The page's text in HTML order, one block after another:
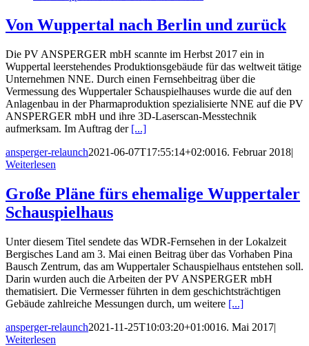
Von Wuppertal nach Berlin und zurück
Die PV ANSPERGER mbH scannte im Herbst 2017 ein in
Wuppertal leerstehendes Produktionsgebäude für das weltweit tätige
Unternehmen NNE. Durch einen Fernsehbeitrag über die
Vermessung des Wuppertaler Schauspielhauses wurde die auf den
Anlagenbau in der Pharmaproduktion spezialisierte NNE auf die PV
ANSPERGER mbH und ihre 3D-Laserscan-Messtechnik
aufmerksam. Im Auftrag der [...]
ansperger-relaunch2021-06-07T17:55:14+02:0016. Februar 2018|
Weiterlesen
Große Pläne fürs ehemalige Wuppertaler
Schauspielhaus
Unter diesem Titel sendete das WDR-Fernsehen in der Lokalzeit
Bergisches Land am 3. Mai einen Beitrag über das Vorhaben Pina
Bausch Zentrum, das am Wuppertaler Schauspielhaus entstehen soll.
Darin wurden auch die Arbeiten der PV ANSPERGER mbH
thematisiert. Die Vermesser führten in dem geschichtsträchtigen
Gebäude zahlreiche Messungen durch, um weitere [...]
ansperger-relaunch2021-11-25T10:03:20+01:0016. Mai 2017|
Weiterlesen